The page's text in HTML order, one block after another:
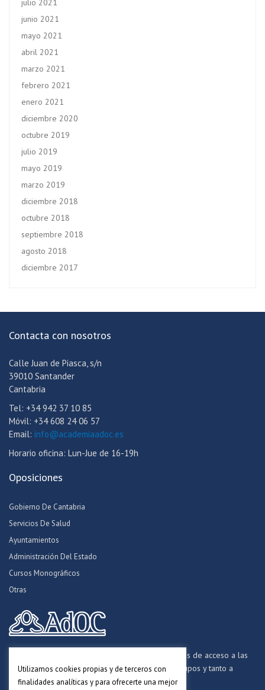
julio 2021
junio 2021
mayo 2021
abril 2021
marzo 2021
febrero 2021
enero 2021
diciembre 2020
octubre 2019
julio 2019
mayo 2019
marzo 2019
diciembre 2018
octubre 2018
septiembre 2018
agosto 2018
diciembre 2017
Contacta con nosotros
Calle Juan de Piasca, s/n
39010 Santander
Cantabria
Tel: +34 942 37 10 85
Móvil: +34 608 24 06 57
Email: info@academiaadoc.es
Horario oficina: Lun-Jue de 16-19h
Oposiciones
Gobierno De Cantabria
Servicios De Salud
Ayuntamientos
Administración Del Estado
Cursos Monográficos
Otras
Formamos opositores para los procesos selectivos de acceso a las
distintas Administraciones Públicas, a todos los grupos y tanto a
personal funcionario, laboral y estatutario.
Utilizamos cookies propias y de terceros con
finalidades analíticas y para ofrecerte una mejor